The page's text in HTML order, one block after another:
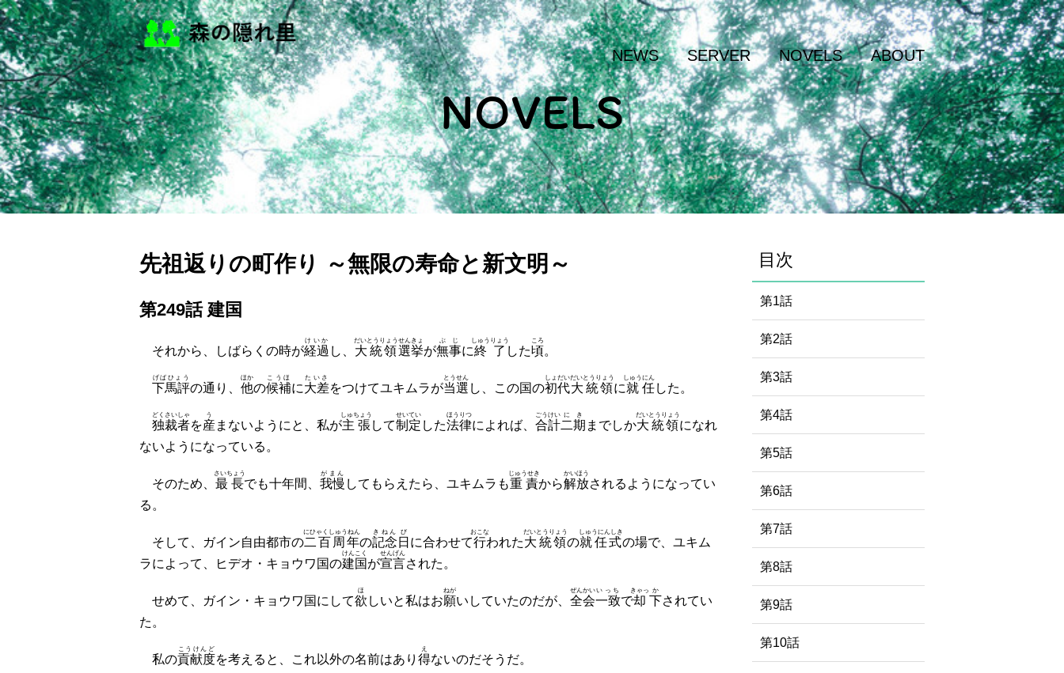
NEWS SERVER NOVELS ABOUT
NOVELS
先祖返りの町作り ～無限の寿命と新文明～
第249話 建国
それから、しばらくの時が経過
けいか
し、 大統領
だいとうりょう
選挙
せんきょ
が無事
ぶじ
に終了
しゅうりょう
した頃
ころ
。
下馬評
げばひょう
の通り、 他
ほか
の候補
こうほ
に大差
たいさ
をつけてユキムラが当選
とうせん
し、この国の初代
しょだい
大統領
だいとうりょう
に就
しゅう
任
にん
した。
独裁者
どくさいしゃ
を産
う
まないようにと、私が主張
しゅちょう
して制定
せいてい
した法律
ほうりつ
によれば、 合計
ごうけい
二期
にき
までしか大統領
だいとうりょう
になれ
ないようになっている。
そのため、 最長
さいちょう
でも十年間、 我慢
がまん
してもらえたら、ユキムラも重責
じゅうせき
から解放
かいほう
されるようになってい
る。
そして、ガイン自由都市の二百周年
にひゃくしゅうねん
の記念
きねん
日
び
に合わせて行
おこな
われた大統領
だいとうりょう
の就任式
しゅうにんしき
の場で、ユキム
ラによって、ヒデオ・キョウワ国の建国
けんこく
が宣言
せんげん
された。
せめて、ガイン・キョウワ国にして欲
ほ
しいと私はお願
ねが
いしていたのだが、 全会
ぜんかい
一致
いっち
で却
きゃっ
下
か
されてい
た。
私の貢献度
こうけんど
を考えると、これ以外の名前はあり 得
え
ないのだそうだ。
目次
第1話
第2話
第3話
第4話
第5話
第6話
第7話
第8話
第9話
第10話